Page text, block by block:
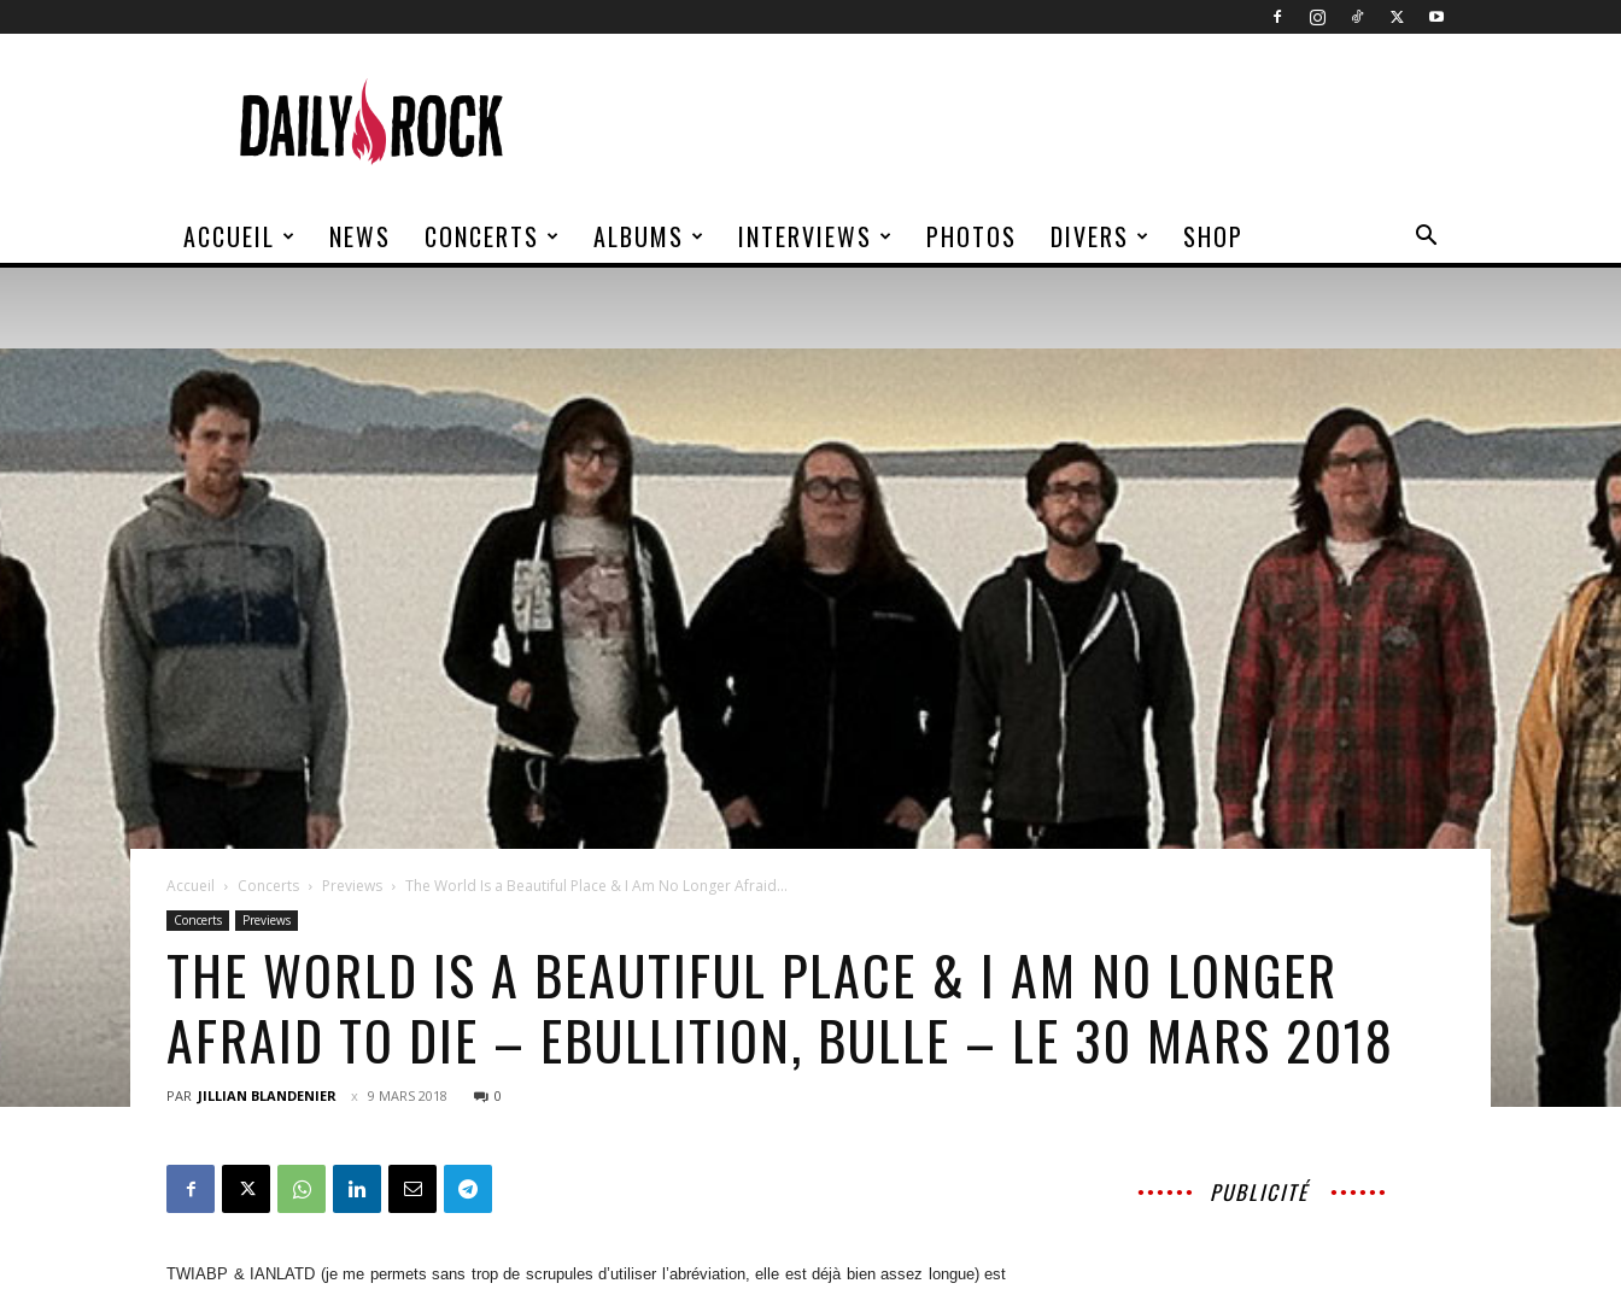
Rock
ACCUEIL NEWS CONCERTS ALBUMS INTERVIEWS PHOTOS DIVERS SHOP
Accueil Concerts Previews The World Is a Beautiful Place & I Am No Longer Afraid...
Concerts Previews
THE WORLD IS A BEAUTIFUL PLACE & I AM NO LONGER
AFRAID TO DIE – EBULLITION, BULLE – LE 30 MARS 2018
PAR JILLIAN BLANDENIER 9 MARS 2018 0
TWIABP & IANLATD (je me permets sans trop de scrupules d’utiliser l’abréviation, elle est déjà bien assez longue) est
PUBLICITÉ